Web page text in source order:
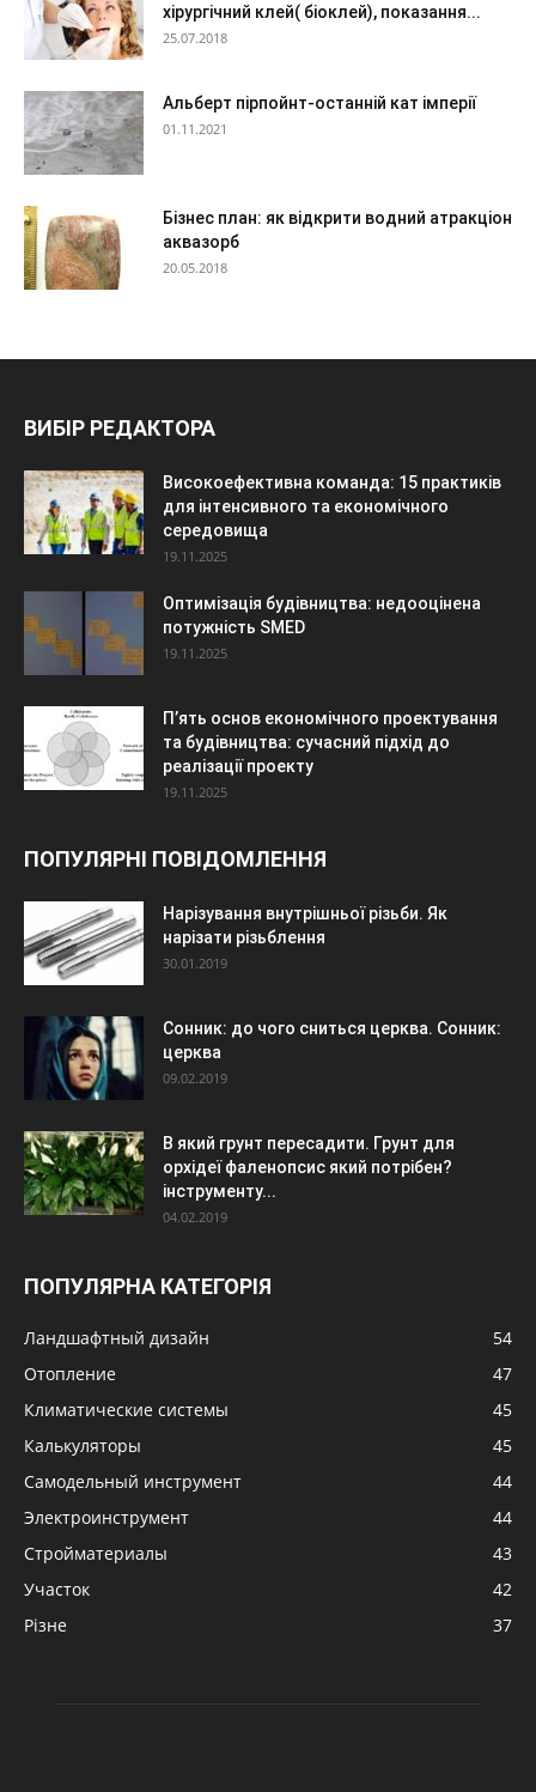
хірургічний клей( біоклей), показання...
25.07.2018
Альберт пірпойнт-останній кат імперії
01.11.2021
Бізнес план: як відкрити водний атракціон
аквазорб
20.05.2018
ВИБІР РЕДАКТОРА
Високоефективна команда: 15 практиків
для інтенсивного та економічного
середовища
19.11.2025
Оптимізація будівництва: недооцінена
потужність SMED
19.11.2025
П’ять основ економічного проектування
та будівництва: сучасний підхід до
реалізації проекту
19.11.2025
ПОПУЛЯРНІ ПОВІДОМЛЕННЯ
Нарізування внутрішньої різьби. Як
нарізати різьблення
30.01.2019
Сонник: до чого сниться церква. Сонник:
церква
09.02.2019
В який грунт пересадити. Грунт для
орхідеї фаленопсис який потрібен?
інструменту...
04.02.2019
ПОПУЛЯРНА КАТЕГОРІЯ
Ландшафтный дизайн
54
Отопление
47
Климатические системы
45
Калькуляторы
45
Самодельный инструмент
44
Электроинструмент
44
Стройматериалы
43
Участок
42
Різне
37